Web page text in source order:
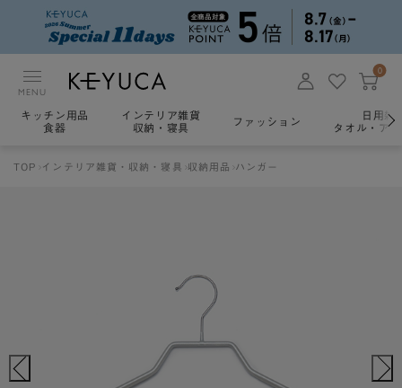
MENU
0
キッチン用品
食器
インテリア雑貨
収納・寝具
ファッション
日用雑
タオル・ア
TOP インテリア雑貨・収納・寝具 収納用品 ハンガー